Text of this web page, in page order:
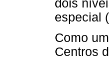
dois
especial
Como
Centros